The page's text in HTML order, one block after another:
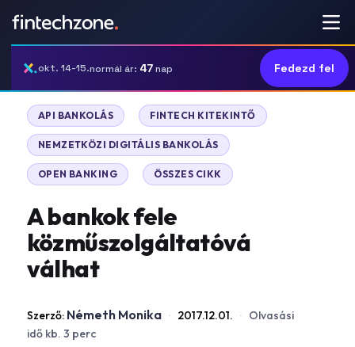
okt. 14-15.normál ár: 47nap Fedezd fel
API BANKOLÁS | FINTECH KITEKINTŐ
NEMZETKÖZI DIGITÁLIS BANKOLÁS
OPEN BANKING | ÖSSZES CIKK
A bankok fele
közműszolgáltatóvá
válhat
Szerző: Németh Monika · 2017.12.01. · Olvasási
idő kb. 3 perc